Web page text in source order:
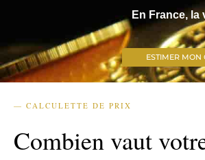
En France, la
ESTIMER MON
— CALCULETTE DE PRIX
Combien vaut